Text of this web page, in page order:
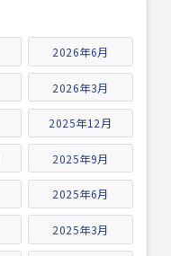
2026年6月
2026年3月
2025年12月
2025年9月
2025年6月
2025年3月